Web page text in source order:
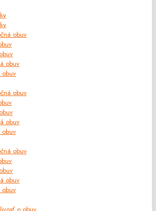
obuv
obuv
obuv
obuv
obuv
obuv
obuv
obuv
obuv